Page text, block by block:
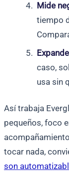
Mide
tiempo
caso,
usa sin
Así trabaja
pequeños, foco
tocar nada,
son